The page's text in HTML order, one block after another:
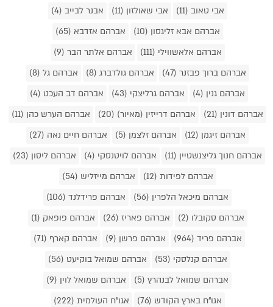
אבי טאוב (11)
אבי שאולזון (11)
אבנר לבייב (4)
אברהם אבא זליגסון (10)
אברהם אזדבא (65)
אברהם אלאשווילי (111)
אברהם אלתר הבר (9)
אברהם ברוך פבזנר (47)
אברהם גולדברג (8)
אברהם גל (8)
אברהם גנין (4)
אברהם גרליצקי (43)
אברהם דב העכט (4)
אברהם דונין (21)
אברהם דרייזין (מאיור) (20)
אברהם הערש כהן (11)
אברהם זיגמן (12)
אברהם זלצמן (5)
אברהם חיים נאה (27)
אברהם חנוך גליצנשטיין (11)
אברהם לויטנסקי (4)
אברהם ליסון (23)
אברהם לפידות (12)
אברהם מייזליש (54)
אברהם מיכאל הלפרין (56)
אברהם פרידלנד (106)
אברהם סקובלו (2)
אברהם פאריז (26)
אברהם פופאק (1)
אברהם פריד (964)
אברהם פרשן (9)
אברהם קארף (71)
אברהם קנלסקי (53)
אברהם שמואל בוקיעט (56)
אברהם שמואל לבנהרץ (5)
אברהם שמואל לוין (9)
אגו"ח בארץ הקודש (76)
אגו"ח העולמית (222)